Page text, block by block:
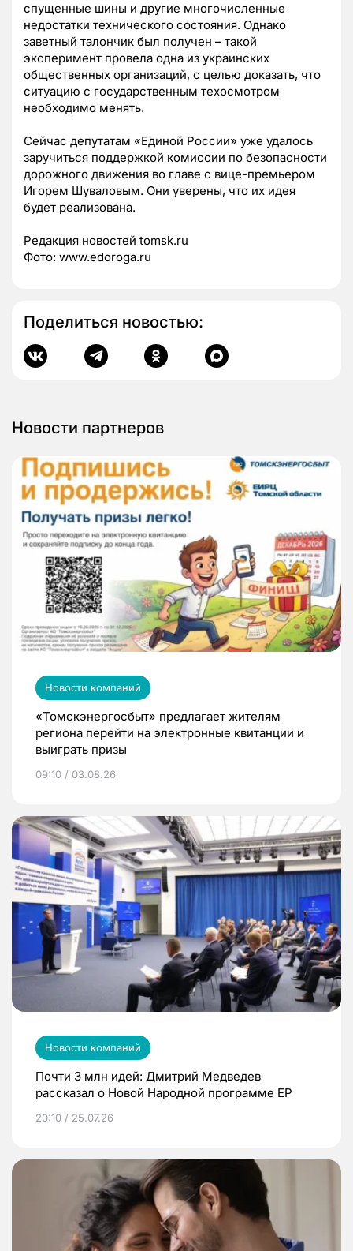
спущенные шины и другие многочисленные
недостатки технического состояния. Однако
заветный талончик был получен – такой
эксперимент провела одна из украинских
общественных организаций, с целью доказать, что
ситуацию с государственным техосмотром
необходимо менять.
Сейчас депутатам «Единой России» уже удалось
заручиться поддержкой комиссии по безопасности
дорожного движения во главе с вице-премьером
Игорем Шуваловым. Они уверены, что их идея
будет реализована.
Редакция новостей tomsk.ru
Фото: www.edoroga.ru
Поделиться новостью:
Новости партнеров
Новости компаний
«Томскэнергосбыт» предлагает жителям
региона перейти на электронные квитанции и
выиграть призы
09:10 / 03.08.26
Новости компаний
Почти 3 млн идей: Дмитрий Медведев
рассказал о Новой Народной программе ЕР
20:10 / 25.07.26